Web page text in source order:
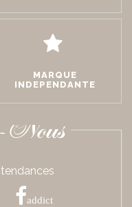
MARQUE
INDEPENDANTE
Nous
addict